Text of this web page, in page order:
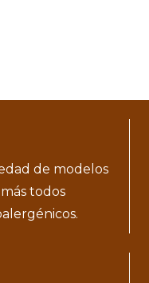
de modelos
todos